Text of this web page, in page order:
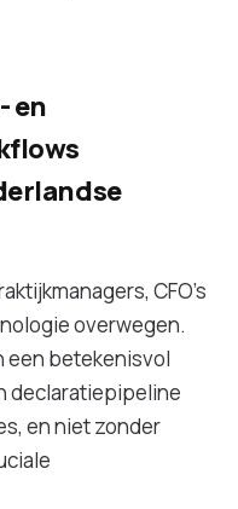
en
CFO's
overwegen.
een betekenisvol
declaratiepipeline
en niet zonder